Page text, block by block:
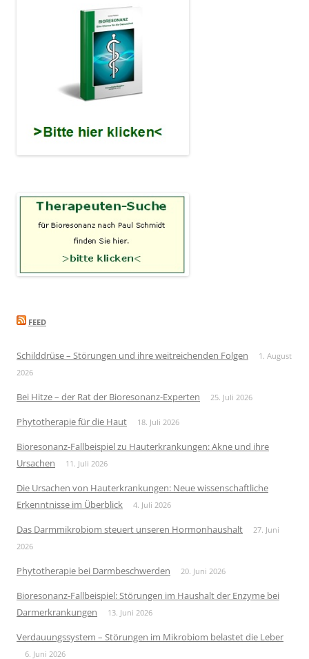
FEED
Schilddrüse – Störungen und ihre weitreichenden Folgen
1. August
2026
Bei Hitze – der Rat der Bioresonanz-Experten 25. Juli 2026
Phytotherapie für die Haut 18. Juli 2026
Bioresonanz-Fallbeispiel zu Hauterkrankungen: Akne und ihre
Ursachen
11. Juli 2026
Die Ursachen von Hauterkrankungen: Neue wissenschaftliche
Erkenntnisse im Überblick
4. Juli 2026
Das Darmmikrobiom steuert unseren Hormonhaushalt
27. Juni
2026
Phytotherapie bei Darmbeschwerden 20. Juni 2026
Bioresonanz-Fallbeispiel: Störungen im Haushalt der Enzyme bei
Darmerkrankungen
13. Juni 2026
Verdauungssystem – Störungen im Mikrobiom belastet die Leber
6. Juni 2026